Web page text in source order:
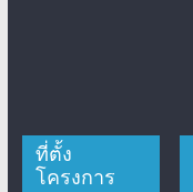
ที่ตั้ง
โครงการ